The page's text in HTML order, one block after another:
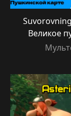
Великое